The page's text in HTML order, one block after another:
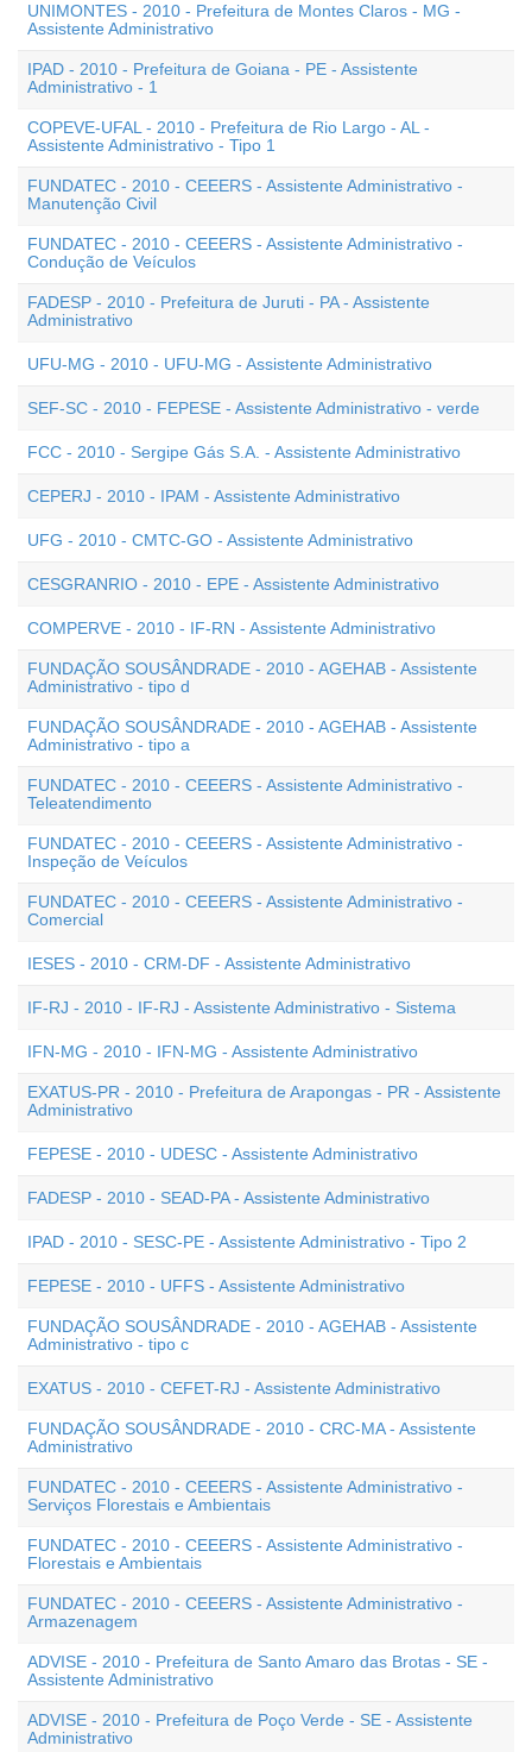
UNIMONTES - 2010 - Prefeitura de Montes Claros - MG -
Assistente Administrativo
IPAD - 2010 - Prefeitura de Goiana - PE - Assistente
Administrativo - 1
COPEVE-UFAL - 2010 - Prefeitura de Rio Largo - AL -
Assistente Administrativo - Tipo 1
FUNDATEC - 2010 - CEEERS - Assistente Administrativo -
Manutenção Civil
FUNDATEC - 2010 - CEEERS - Assistente Administrativo -
Condução de Veículos
FADESP - 2010 - Prefeitura de Juruti - PA - Assistente
Administrativo
UFU-MG - 2010 - UFU-MG - Assistente Administrativo
SEF-SC - 2010 - FEPESE - Assistente Administrativo - verde
FCC - 2010 - Sergipe Gás S.A. - Assistente Administrativo
CEPERJ - 2010 - IPAM - Assistente Administrativo
UFG - 2010 - CMTC-GO - Assistente Administrativo
CESGRANRIO - 2010 - EPE - Assistente Administrativo
COMPERVE - 2010 - IF-RN - Assistente Administrativo
FUNDAÇÃO SOUSÂNDRADE - 2010 - AGEHAB - Assistente
Administrativo - tipo d
FUNDAÇÃO SOUSÂNDRADE - 2010 - AGEHAB - Assistente
Administrativo - tipo a
FUNDATEC - 2010 - CEEERS - Assistente Administrativo -
Teleatendimento
FUNDATEC - 2010 - CEEERS - Assistente Administrativo -
Inspeção de Veículos
FUNDATEC - 2010 - CEEERS - Assistente Administrativo -
Comercial
IESES - 2010 - CRM-DF - Assistente Administrativo
IF-RJ - 2010 - IF-RJ - Assistente Administrativo - Sistema
IFN-MG - 2010 - IFN-MG - Assistente Administrativo
EXATUS-PR - 2010 - Prefeitura de Arapongas - PR - Assistente
Administrativo
FEPESE - 2010 - UDESC - Assistente Administrativo
FADESP - 2010 - SEAD-PA - Assistente Administrativo
IPAD - 2010 - SESC-PE - Assistente Administrativo - Tipo 2
FEPESE - 2010 - UFFS - Assistente Administrativo
FUNDAÇÃO SOUSÂNDRADE - 2010 - AGEHAB - Assistente
Administrativo - tipo c
EXATUS - 2010 - CEFET-RJ - Assistente Administrativo
FUNDAÇÃO SOUSÂNDRADE - 2010 - CRC-MA - Assistente
Administrativo
FUNDATEC - 2010 - CEEERS - Assistente Administrativo -
Serviços Florestais e Ambientais
FUNDATEC - 2010 - CEEERS - Assistente Administrativo -
Florestais e Ambientais
FUNDATEC - 2010 - CEEERS - Assistente Administrativo -
Armazenagem
ADVISE - 2010 - Prefeitura de Santo Amaro das Brotas - SE -
Assistente Administrativo
ADVISE - 2010 - Prefeitura de Poço Verde - SE - Assistente
Administrativo